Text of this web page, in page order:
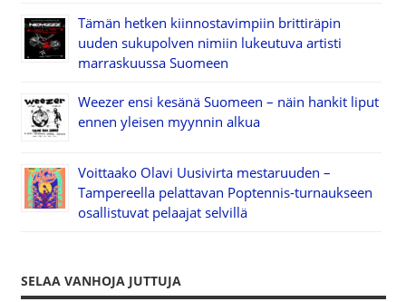
Tämän hetken kiinnostavimpiin brittiräpin
uuden sukupolven nimiin lukeutuva artisti
marraskuussa Suomeen
Weezer ensi kesänä Suomeen – näin hankit liput
ennen yleisen myynnin alkua
Voittaako Olavi Uusivirta mestaruuden –
Tampereella pelattavan Poptennis-turnaukseen
osallistuvat pelaajat selvillä
SELAA VANHOJA JUTTUJA